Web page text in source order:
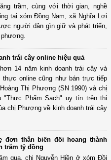
trầm, cùng với thời gian, nghề
tại xóm Đồng Nam, xã Nghĩa Lợi
người dân gìn giữ và phát triển,
trái cây online hiệu quả
14 năm kinh doanh trái cây và
thực online cũng như bán trực tiếp
Thị Phượng (SN 1990) và chị
Phẩm Sạch" uy tín trên thị
chị Phượng về kinh doanh trái cây
đơn thân biến đồi hoang thành
trăm tỷ đồng
qua, chị Nguyễn Hiền ở xóm Đồi